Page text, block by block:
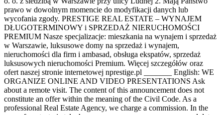
prawo w dowolnym momencie do modyfikacji danych lub
wycofania zgody. PRESTIGE REAL ESTATE – WYNAJEM
DŁUGOTERMINOWY i SPRZEDAŻ NIERUCHOMOŚCI
PREMIUM Nasze specjalizacje: mieszkania na wynajem i sprzedaż
w Warszawie, luksusowe domy na sprzedaż i wynajem,
nieruchomości dla firm i ambasad, obsługa ekspatów, sprzedaż
luksusowych nieruchomości Premium. Więcej szczegółów oraz
ofert naszej stronie internetowej nprestige.pl _______ English: WE
ORGANIZE ONLINE AND VIDEO PRESENTATIONS Ask
about a remote visit. The content of this announcement does not
constitute an offer within the meaning of the Civil Code. As a
professional Real Estate Agency, we charge a commission. In the